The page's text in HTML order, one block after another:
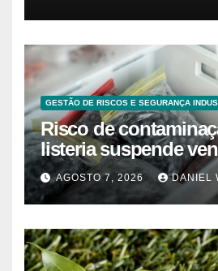
GESTÃO DE RISCOS E SEGURANÇA
Risco de
listeria suspende
mirtilos em fábricas
do Norte – Mix Vale
AGOSTO 7, 2026 DANIEL